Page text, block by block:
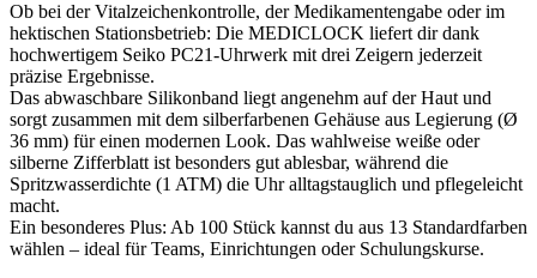
Ob bei der Vitalzeichenkontrolle, der Medikamentengabe oder im
hektischen Stationsbetrieb: Die MEDICLOCK liefert dir dank
hochwertigem Seiko PC21‑Uhrwerk mit drei Zeigern jederzeit
präzise Ergebnisse.
Das abwaschbare Silikonband liegt angenehm auf der Haut und
sorgt zusammen mit dem silberfarbenen Gehäuse aus Legierung (Ø
36 mm) für einen modernen Look. Das wahlweise weiße oder
silberne Zifferblatt ist besonders gut ablesbar, während die
Spritzwasserdichte (1 ATM) die Uhr alltagstauglich und pflegeleicht
macht.
Ein besonderes Plus: Ab 100 Stück kannst du aus 13 Standardfarben
wählen – ideal für Teams, Einrichtungen oder Schulungskurse.